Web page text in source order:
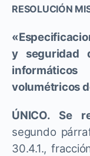
RESOLUCIÓN
y seguridad
volumétricos
ÚNICO. Se
segundo
30.4.1.,